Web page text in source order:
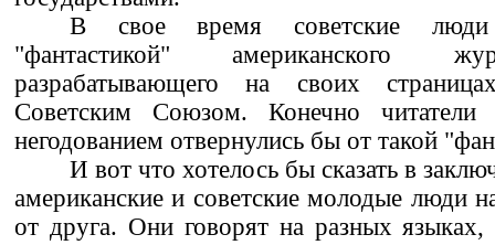
В свое время советские
"фантастикой" американского
разрабатывающего на своих
Советским Союзом. Конечно
негодованием отвернулись бы от такой
И вот что хотелось бы сказать в
американские и советские молодые люди
от друга. Они говорят на разных